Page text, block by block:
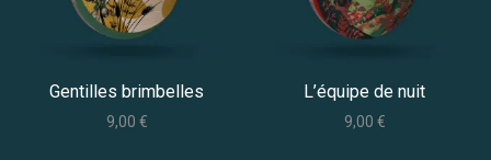
Gentilles brimbelles
9,00 €
L’équipe de nuit
9,00 €